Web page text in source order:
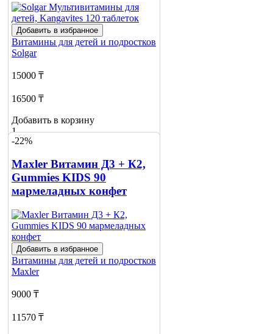
Добавить в избранное
Витамины для детей и подростков
Solgar
15000 ₸
16500 ₸
Добавить в корзину
1
-22%
Maxler Витамин Д3 + К2,
Gummies KIDS 90
мармеладных конфет
Добавить в избранное
Витамины для детей и подростков
Maxler
9000 ₸
11570 ₸